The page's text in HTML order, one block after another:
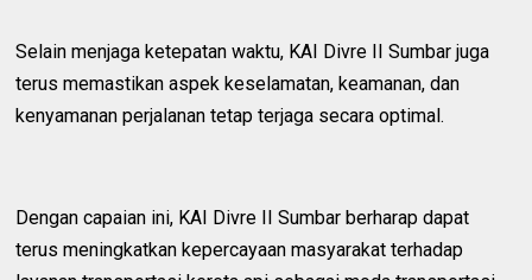
Selain menjaga ketepatan waktu, KAI Divre II Sumbar juga
terus memastikan aspek keselamatan, keamanan, dan
kenyamanan perjalanan tetap terjaga secara optimal.
Dengan capaian ini, KAI Divre II Sumbar berharap dapat
terus meningkatkan kepercayaan masyarakat terhadap